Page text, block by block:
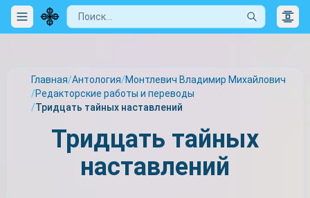
Главная/Антология/Монтлевич Владимир Михайлович
/Редакторские работы и переводы
/Тридцать тайных наставлений
Тридцать тайных
наставлений